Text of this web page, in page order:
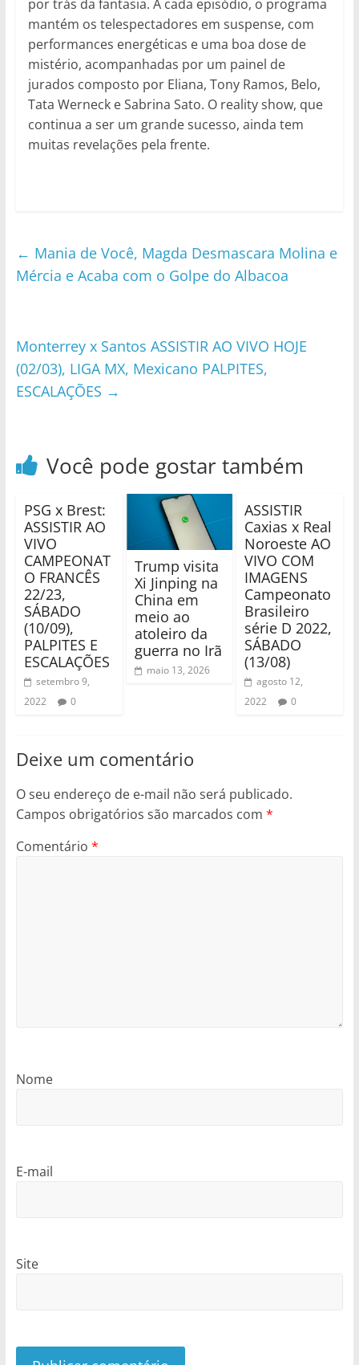
por trás da fantasia. A cada episódio, o programa
mantém os telespectadores em suspense, com
performances energéticas e uma boa dose de
mistério, acompanhadas por um painel de
jurados composto por Eliana, Tony Ramos, Belo,
Tata Werneck e Sabrina Sato. O reality show, que
continua a ser um grande sucesso, ainda tem
muitas revelações pela frente.
← Mania de Você, Magda Desmascara Molina e
Mércia e Acaba com o Golpe do Albacoa
Monterrey x Santos ASSISTIR AO VIVO HOJE
(02/03), LIGA MX, Mexicano PALPITES,
ESCALAÇÕES →
Você pode gostar também
PSG x Brest:
ASSISTIR AO
VIVO
CAMPEONAT
O FRANCÊS
22/23,
SÁBADO
(10/09),
PALPITES E
ESCALAÇÕES
setembro 9,
2022
0
Trump visita
Xi Jinping na
China em
meio ao
atoleiro da
guerra no Irã
maio 13, 2026
ASSISTIR
Caxias x Real
Noroeste AO
VIVO COM
IMAGENS
Campeonato
Brasileiro
série D 2022,
SÁBADO
(13/08)
agosto 12,
2022
0
Deixe um comentário
O seu endereço de e-mail não será publicado.
Campos obrigatórios são marcados com *
Comentário *
Nome
E-mail
Site